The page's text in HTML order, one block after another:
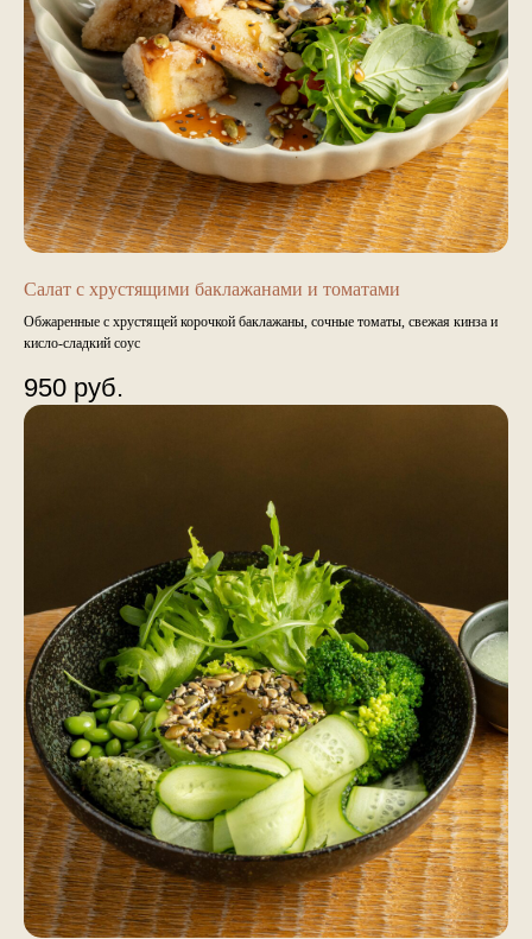
Салат с хрустящими баклажанами и томатами
Обжаренные с хрустящей корочкой баклажаны, сочные томаты, свежая кинза и
кисло-сладкий соус
950 руб.